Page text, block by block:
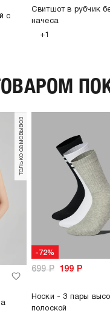
с
Свитшот в рубчик
начеса
+1
только самовывоз
-72%
699Р 199 Р
Носки - 3 пары
полоской